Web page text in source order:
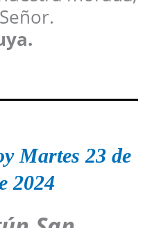
Martes23 de
2024